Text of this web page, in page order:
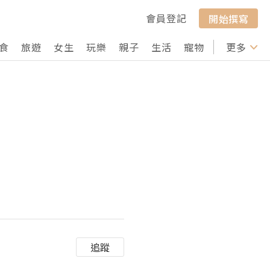
會員登記
開始撰寫
旅遊 女生 玩樂 親子 生活 寵物 行山 打卡
更多
追蹤